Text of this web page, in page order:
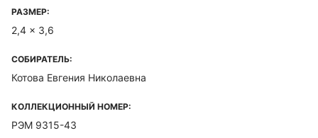
РАЗМЕР:
2,4 x 3,6
СОБИРАТЕЛЬ:
Котова Евгения Николаевна
КОЛЛЕКЦИОННЫЙ НОМЕР:
РЭМ 9315-43